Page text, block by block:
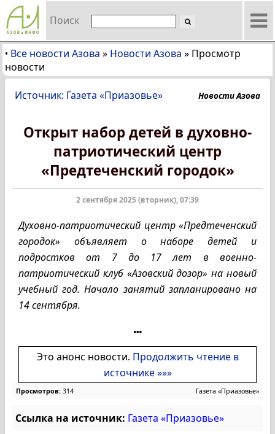
Поиск
• Все новости Азова » Новости Азова » Просмотр
новости
Источник: Газета «Приазовье» Новости Азова
Открыт набор детей в духовно-
патриотический центр
«Предтеченский городок»
2 сентября 2025 (вторник), 07:39
Духовно-патриотический центр «Предтеченский
городок» объявляет о наборе детей и
подростков от 7 до 17 лет в военно-
патриотический клуб «Азовский дозор» на новый
учебный год. Начало занятий запланировано на
14 сентября.
Это анонс новости. Продолжить чтение в
источнике »»»
Просмотров: 314 Газета «Приазовье»
Ссылка на источник: Газета «Приазовье»